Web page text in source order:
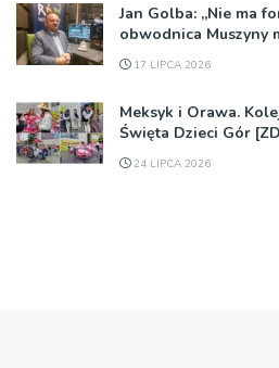
Jan Golba: „Nie ma
obwodnica Muszyny
17 LIPCA 2026
Meksyk i Orawa.
Święta Dzieci Gór
24 LIPCA 2026